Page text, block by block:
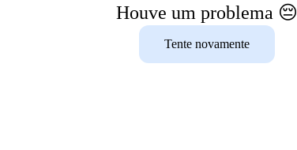
Houve um problema 😔
Tente novamente